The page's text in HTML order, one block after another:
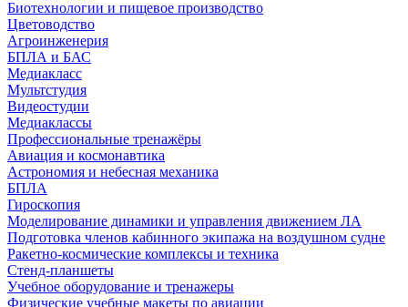
Биотехнологии и пищевое производство
Цветоводство
Агроинженерия
БПЛА и БАС
Медиакласс
Мультстудия
Видеостудии
Медиаклассы
Профессиональные тренажёры
Авиация и космонавтика
Астрономия и небесная механика
БПЛА
Гироскопия
Моделирование динамики и управления движением ЛА
Подготовка членов кабинного экипажа на воздушном судне
Ракетно-космические комплексы и техника
Стенд-планшеты
Учебное оборудование и тренажеры
Физические учебные макеты по авиации